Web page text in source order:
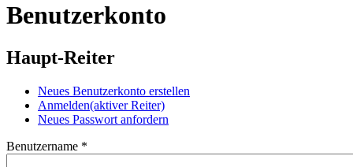
Benutzerkonto
Haupt-Reiter
Neues Benutzerkonto erstellen
Anmelden(aktiver Reiter)
Neues Passwort anfordern
Benutzername *